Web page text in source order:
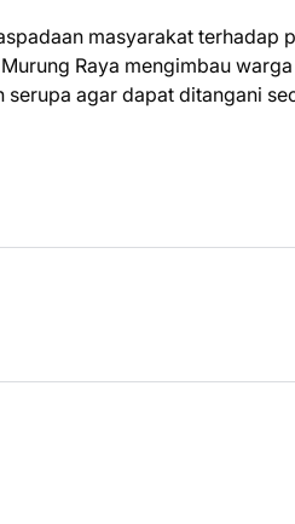
masyarakat terhadap
Raya mengimbau
agar dapat ditangani